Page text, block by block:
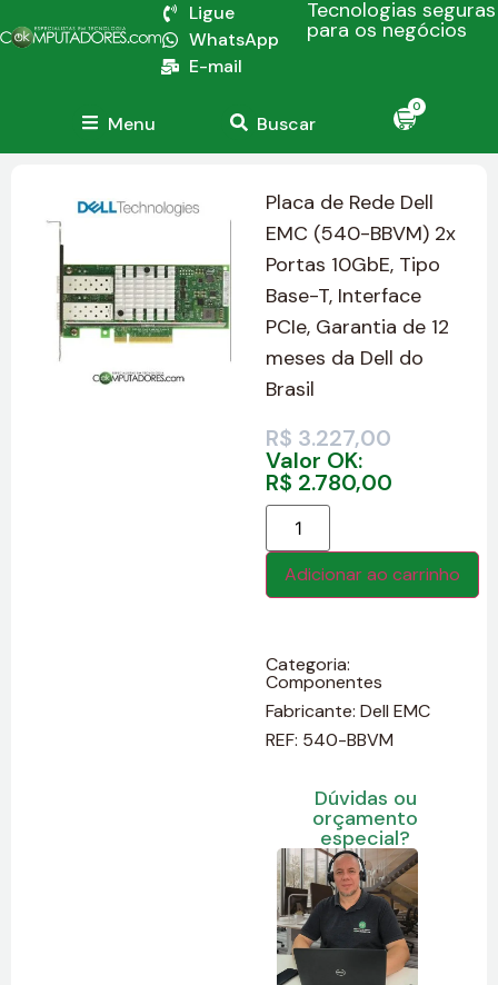
Ligue
WhatsApp
E-mail
Tecnologias seguras
para os negócios
Menu Buscar
0
Placa de Rede Dell
EMC (540-BBVM) 2x
Portas 10GbE, Tipo
Base-T, Interface
PCIe, Garantia de 12
meses da Dell do
Brasil
R$ 3.227,00
Valor OK:
R$ 2.780,00
Adicionar ao carrinho
Categoria:
Componentes
Fabricante:Dell EMC
REF: 540-BBVM
Dúvidas ou
orçamento
especial?